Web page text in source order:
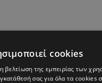
cookies
βελτίωση της εμπειρίας των
σας για όλα τα cookies